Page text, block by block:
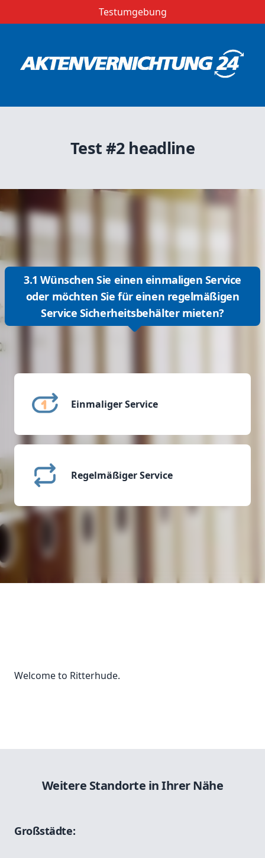
Testumgebung
Test #2 headline
3.1 Wünschen Sie einen einmaligen Service
oder möchten Sie für einen regelmäßigen
Service Sicherheitsbehälter mieten?
Einmaliger Service
Regelmäßiger Service
Welcome to Ritterhude.
Weitere Standorte in Ihrer Nähe
Großstädte: